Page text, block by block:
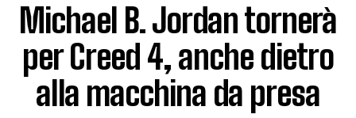
Michael B. Jordan tornerà
per Creed 4, anche dietro
alla macchina da presa